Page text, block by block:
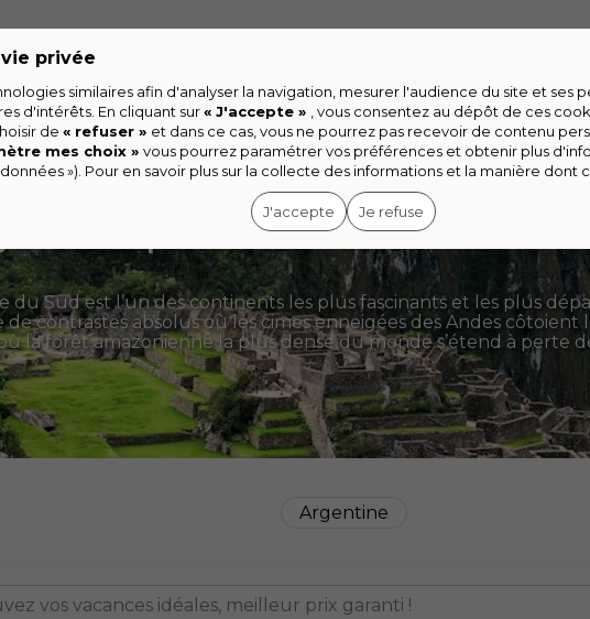
Amerique du sud
du Sud est l’un des continents les plus fascinants et les plus
de contrastes absolus où les cimes enneigées des Andes côtoient
la forêt amazonienne la plus dense du monde s’étend à perte
pampas argentines. Du Machu Picchu mystérieux aux chutes
éblouissante à la Patagonie sauvage, partir en séjour en
d’une intensité et d’une beauté qui redéfinissent à
. Grâce aux meilleures offres du moment, ce continent de tous les
Argentine
vos vacances idéales, meilleur prix garanti !
privée
similaires afin d'analyser la navigation, mesurer l'audience du site et ses
d'intérêts. En cliquant sur« J'accepte »
, vous consentez au dépôt de ces
de « refuser » et dans ce cas, vous ne pourrez pas recevoir de contenu
mes choix » vous pourrez paramétrer vos préférences et obtenir plus
»). Pour en savoir plus sur la collecte des informations et la manière dont
Je refuse
J'accepte